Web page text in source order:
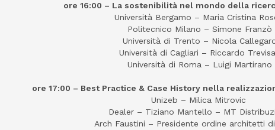
ore 16:00 – La sostenibilità nel mondo della
Università Bergamo – Maria Cristina
Politecnico Milano – Simone Franzò
Università di Trento – Nicola
Università di Cagliari – Riccardo
Università di Roma – Luigi Martirano
ore 17:00 – Best Practice & Case History nella
Unizeb – Milica Mitrovic
Dealer – Tiziano Mantello – MT
Arch Faustini – Presidente ordine architetti